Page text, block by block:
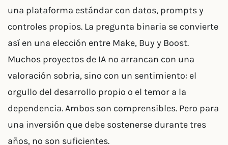
una plataforma estándar con datos, prompts y
controles propios. La pregunta binaria se convierte
así en una elección entre Make, Buy y Boost.
Muchos proyectos de IA no arrancan con una
valoración sobria, sino con un sentimiento: el
orgullo del desarrollo propio o el temor a la
dependencia. Ambos son comprensibles. Pero para
una inversión que debe sostenerse durante tres
años, no son suficientes.